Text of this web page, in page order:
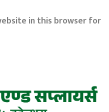
in this browser for